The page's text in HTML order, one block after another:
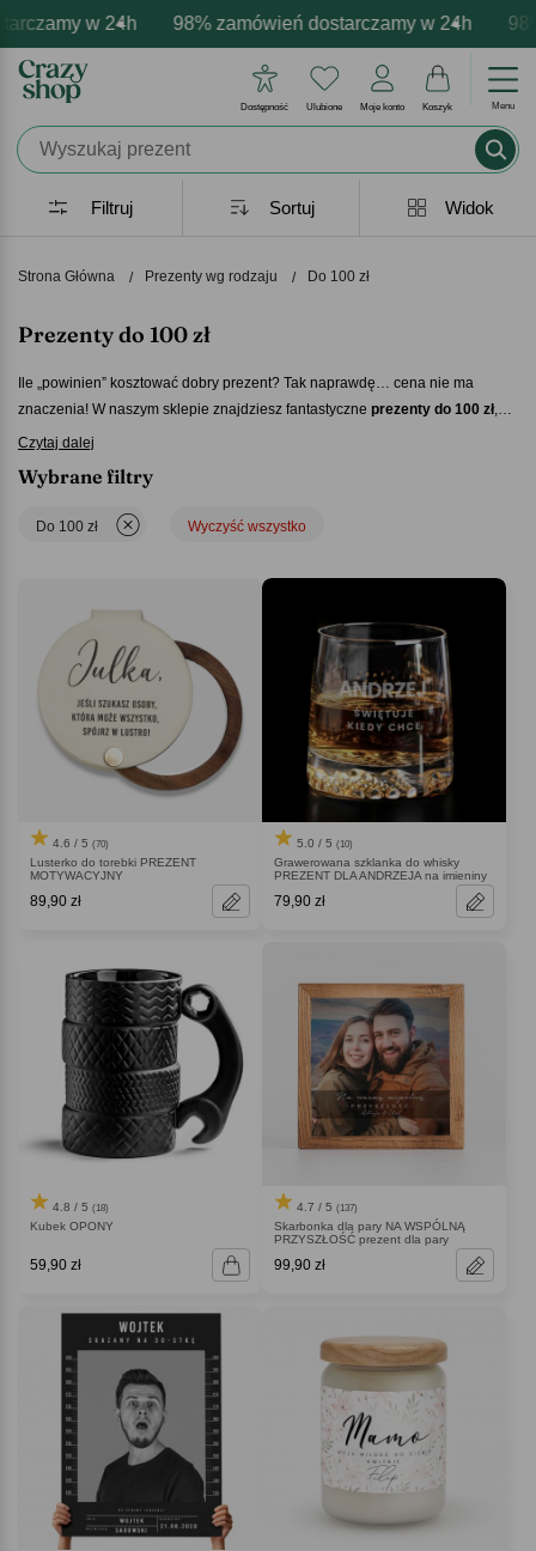
w 24h 98% zamówień dostarczamy w 24h 98%
produktów Profesjonalna i darmowa
- zawsze udane prezenty Prezentujemy pozytywne
Dostępność Ulubione Moje konto Koszyk Menu
Strona Główna Prezenty wg rodzaju Do 100 zł
Prezenty do 100 zł
Ile „powinien” kosztować dobry prezent? Tak naprawdę… cena nie ma
znaczenia! W naszym sklepie znajdziesz fantastyczne prezenty do 100 zł,
które zachwycą obdarowanych bardziej niż choćby najdroższe, ale nijakie
100 złi spraw, że nabierze jeszcze większej wartości – sentymentalnej.
Pokaże bliskiej Ci osobie, że przygotowałeś coś wyjątkowego specjalnie z
Czytaj dalej
Filtruj Widok
Sortuj
Wybrane filtry
Do 100 zł Wyczyść wszystko
4.6 / 5 (70)
Lusterko do torebki PREZENT
MOTYWACYJNY
89,90 zł
5.0 / 5 (10)
Grawerowana szklanka do whisky
PREZENT DLA ANDRZEJA na imieniny
79,90 zł
4.8 / 5 (18)
Kubek OPONY
59,90 zł
4.7 / 5 (137)
Skarbonka dla pary NA WSPÓLNĄ
PRZYSZŁOŚĆ prezent dla pary
99,90 zł